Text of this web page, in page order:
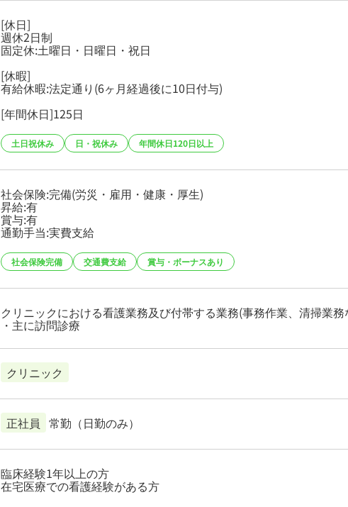
[休日]
週休2日制
固定休:土曜日・日曜日・祝日
[休暇]
有給休暇:法定通り(6ヶ月経過後に10日付与)
[年間休日]125日
土日祝休み 日・祝休み 年間休日120日以上
社会保険:完備(労災・雇用・健康・厚生)
昇給:有
賞与:有
通勤手当:実費支給
社会保険完備 交通費支給 賞与・ボーナスあり
クリニックにおける看護業務及び付帯する業務(事務作業、清掃業務
・主に訪問診療
クリニック
正社員 常勤（日勤のみ）
臨床経験1年以上の方
在宅医療での看護経験がある方